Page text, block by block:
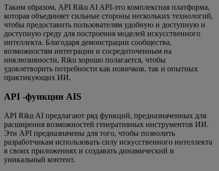
Таким образом, API Riku AI API-это комплексная платформа,
которая объединяет сильные стороны нескольких технологий,
чтобы предоставить пользователям удобную и доступную и
доступную среду для построения моделей искусственного
интеллекта. Благодаря демонстрации сообщества,
возможностям интеграции и сосредоточенным на
инклюзивности, Riku хорошо полагается, чтобы
удовлетворить потребности как новичков, так и опытных
практикующих ИИ.
API -функции AIS
API Riku AI предлагают ряд функций, предназначенных для
расширения возможностей генеративных инструментов ИИ.
Эти API предназначены для того, чтобы позволить
разработчикам использовать силу искусственного интеллекта
в своих приложениях и создавать динамический и
уникальный контент.